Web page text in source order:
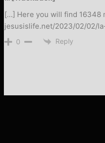
[…] Here you will find 16348
jesusislife.net/2023/02/02/
0 Reply